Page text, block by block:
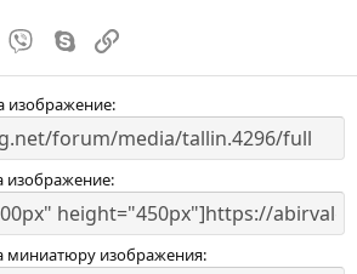
Telegram
Viber SkypeСсылка
изображение
изображение
миниатюру изображения